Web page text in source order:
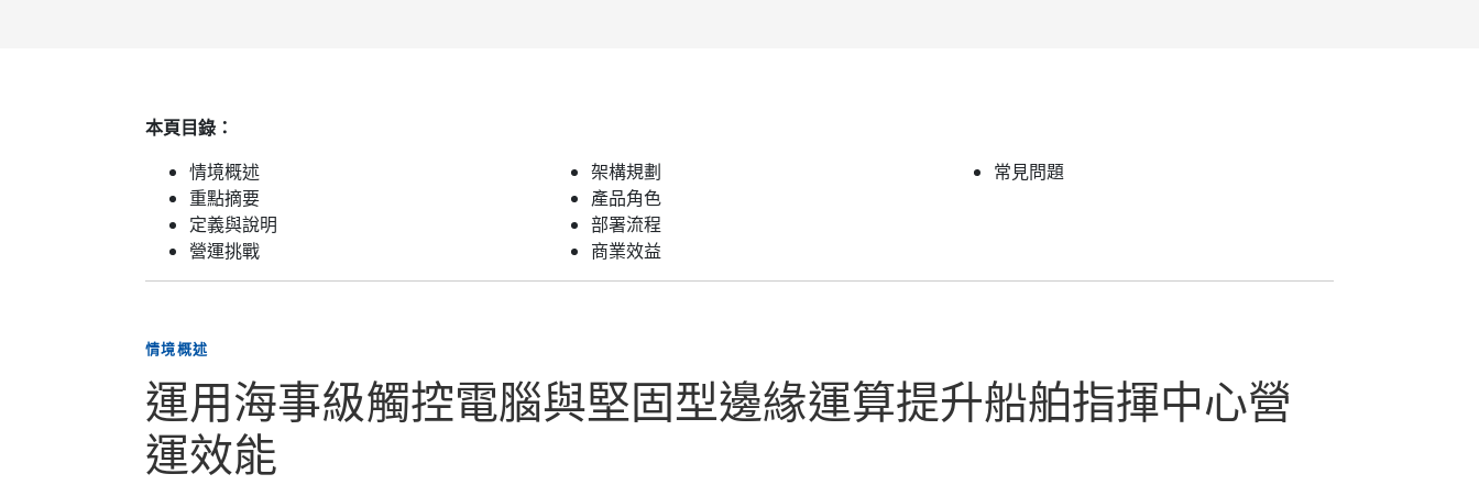
本頁目錄：
情境概述
重點摘要
定義與說明
營運挑戰
架構規劃
產品角色
部署流程
商業效益
常見問題
情境概述
運用海事級觸控電腦與堅固型邊緣運算提升船舶指揮中心營
運效能